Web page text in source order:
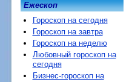
Ежескоп
Гороскоп на сегодня
Гороскоп на завтра
Гороскоп на неделю
Любовный гороскоп на
сегодня
Бизнес-гороскоп на